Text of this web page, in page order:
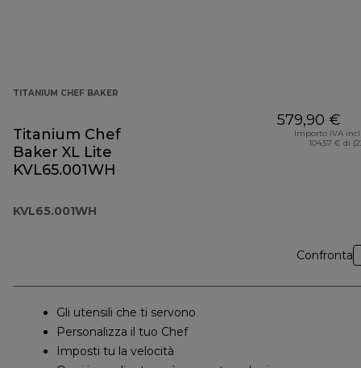
TITANIUM CHEF BAKER
Titanium Chef
Baker XL Lite
KVL65.001WH
KVL65.001WH
579,90 €
Importo IVA
104,57 € di
Confronta
Gli utensili che ti servono
Personalizza il tuo Chef
Imposti tu la velocità